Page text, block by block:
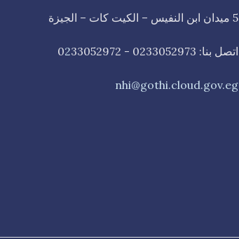
5 ميدان ابن النفيس – الكيت كات – الجيزة
اتصل بنا: 0233052973 - 0 233052972
nhi@gothi.cloud.gov.eg